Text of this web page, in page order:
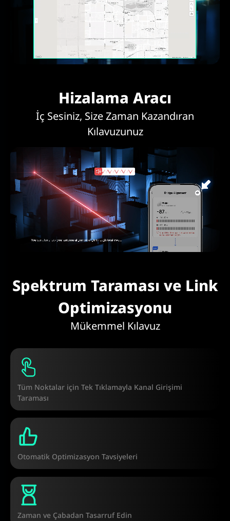
Hizalama Aracı
İç Sesiniz, Size Zaman Kazandıran
Kılavuzunuz
Spektrum Taraması ve Link
Optimizasyonu
Mükemmel Kılavuz
Tüm Noktalar için Tek Tıklamayla Kanal Girişimi
Taraması
Otomatik Optimizasyon Tavsiyeleri
Zaman ve Çabadan Tasarruf Edin